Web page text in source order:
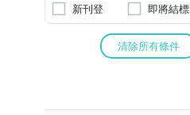
新刊登 即將結標
清除所有條件